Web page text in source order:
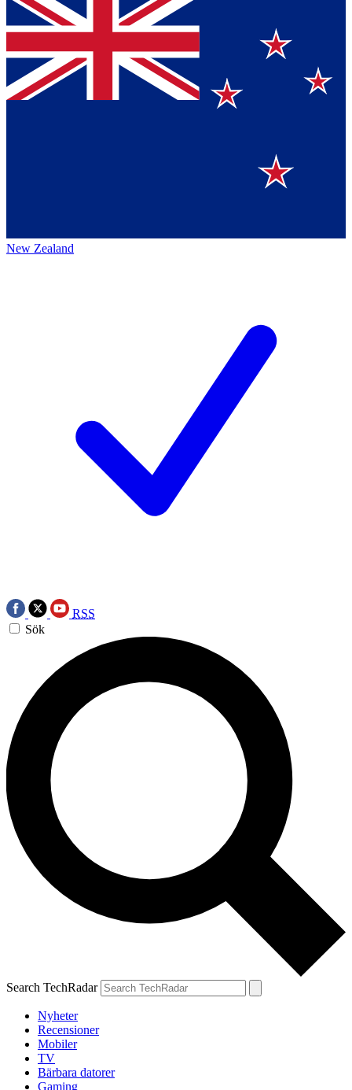
New Zealand
RSS
Sök
Search TechRadar
Nyheter
Recensioner
Mobiler
TV
Bärbara datorer
Gaming